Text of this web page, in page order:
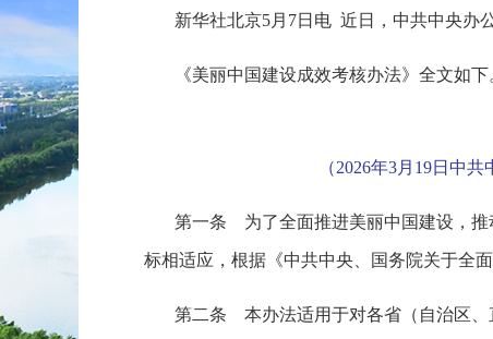
新华社北京5月7日电 近日，中共中央办
《美丽中国建设成效考核办法》全文如下
（2026年3月19日中
第一条 为了全面推进美丽中国建设，推
标相适应，根据《中共中央、国务院关于全
第二条 本办法适用于对各省（自治区、